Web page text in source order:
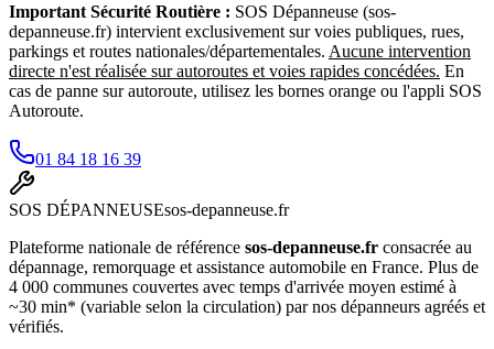
Important Sécurité Routière : SOS Dépanneuse (sos-
depanneuse.fr) intervient exclusivement sur voies publiques, rues,
parkings et routes nationales/départementales. Aucune intervention
directe n'est réalisée sur autoroutes et voies rapides concédées. En
cas de panne sur autoroute, utilisez les bornes orange ou l'appli SOS
Autoroute.
01 84 18 16 39
SOS DÉPANNEUSEsos-depanneuse.fr
Plateforme nationale de référence sos-depanneuse.fr consacrée au
dépannage, remorquage et assistance automobile en France. Plus de
4 000 communes couvertes avec temps d'arrivée moyen estimé à
~30 min* (variable selon la circulation) par nos dépanneurs agréés et
vérifiés.